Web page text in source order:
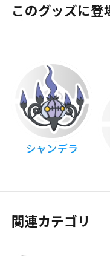
このグッズに登
シャンデラ
関連カテゴリ